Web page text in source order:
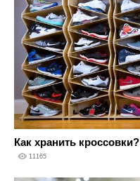
Как хранить кроссовки?
11165